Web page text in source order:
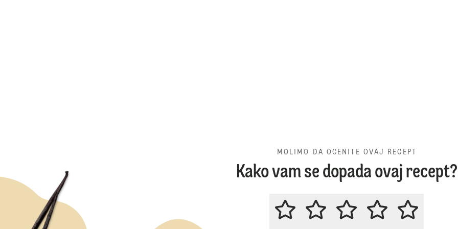
MOLIMO DA OCENITE OVAJ RECEPT
Kako vam se dopada ovaj recept?
MOLIMO DA OCENITE OVAJ